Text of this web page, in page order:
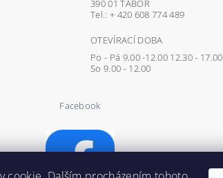
390 01 TÁBOR
Tel.: + 420 608 774 489
OTEVÍRACÍ DOBA
Po - Pá 9.00 -12.00 12.30 - 17.00
So 9.00 - 12.00
Facebook